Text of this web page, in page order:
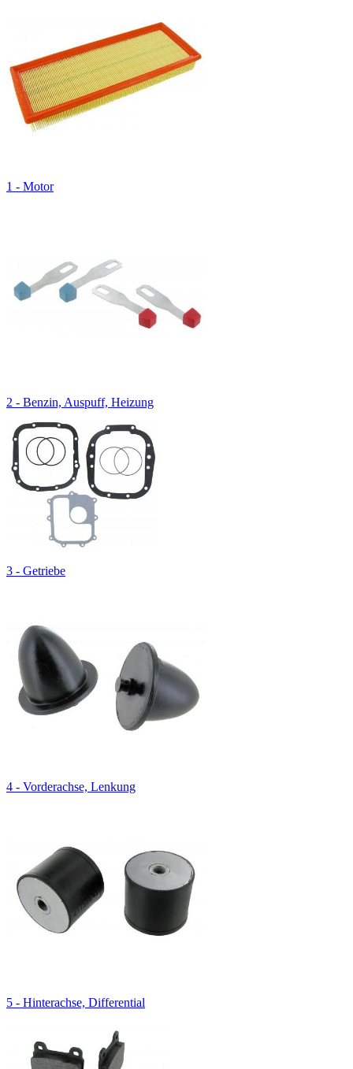
1 - Motor
2 - Benzin, Auspuff, Heizung
3 - Getriebe
4 - Vorderachse, Lenkung
5 - Hinterachse, Differential